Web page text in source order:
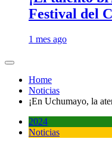
Festival del
1 mes ago
Home
Noticias
¡En Uchumayo, la
2024
Noticias